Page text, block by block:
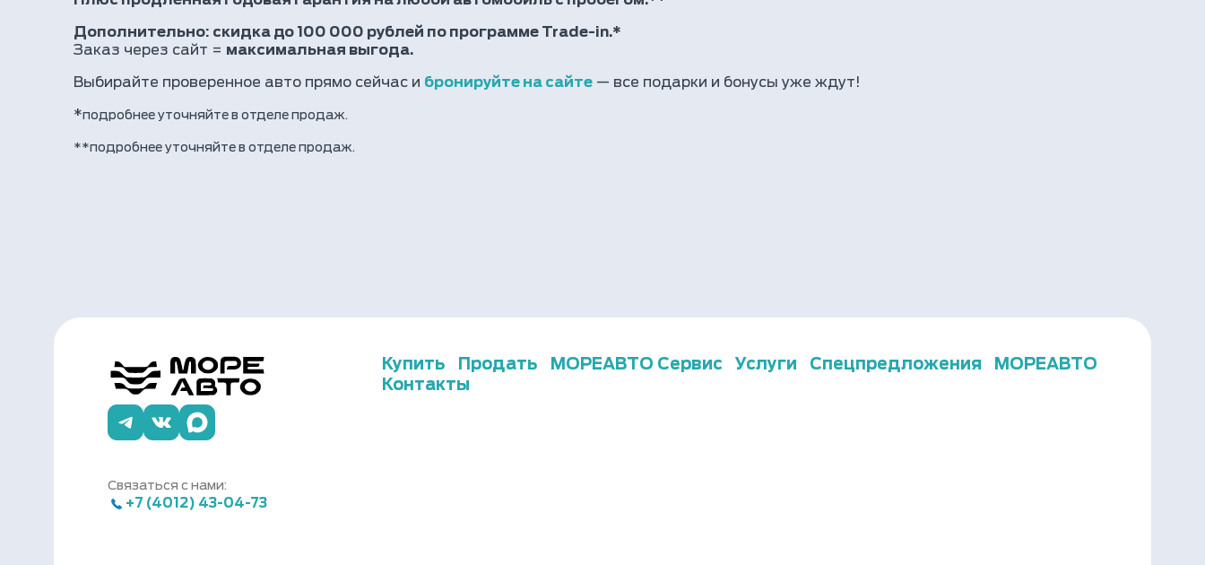
Дополнительно: скидка до 100 000 рублей по программе Trade-in.*
Заказ через сайт = максимальная выгода.
Выбирайте проверенное авто прямо сейчас и бронируйте на сайте — все подарки и бонусы уже ждут!
*подробнее уточняйте в отделе продаж.
**подробнее уточняйте в отделе продаж.
Связаться с нами:
+7 (4012) 43-04-73
Купить Продать МОРЕАВТО Сервис Услуги Спецпредложения
МОРЕАВТО
Контакты